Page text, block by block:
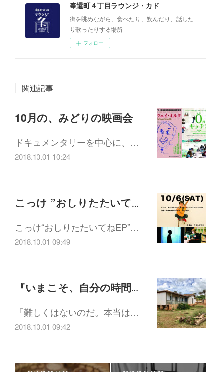
奉還町４丁目ラウンジ・カド
街を眺めながら、食べたり、飲んだり、話した
り歌ったりする場所
フォロー
関連記事
10月の、みどりの映画会
ドキュメンタリーを中心に、…
2018.10.01 10:24
こっけ ”おしりたたいてね” EPリリースツアー10/6 (土) 17:30-
こっけ“おしりたたいてねEP”…
2018.10.01 09:49
『いまこそ、自分の時間を生きる』 記録映像作家 岡村淳監督トーク&上映会 10/3(水) 15:00-
「難しくはないのだ。本当は…
2018.10.01 09:42